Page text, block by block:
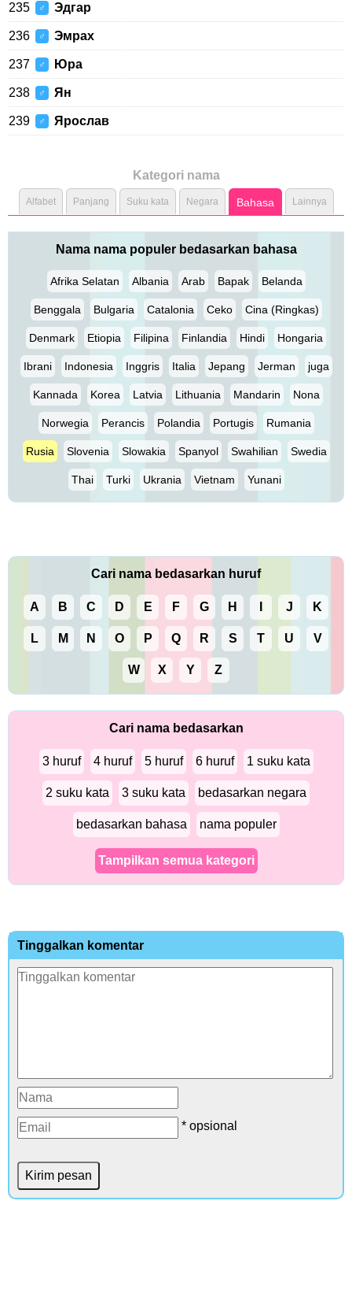
235 ♂ Эдгар
236 ♂ Эмрах
237 ♂ Юра
238 ♂ Ян
239 ♂ Ярослав
Kategori nama
Alfabet Panjang Suku kata Negara Bahasa Lainnya
Nama nama populer bedasarkan bahasa
Afrika Selatan Albania Arab Bapak Belanda
Benggala Bulgaria Catalonia Ceko Cina (Ringkas)
Denmark Etiopia Filipina Finlandia Hindi Hongaria
Ibrani Indonesia Inggris Italia Jepang Jerman juga
Kannada Korea Latvia Lithuania Mandarin Nona
Norwegia Perancis Polandia Portugis Rumania
Rusia Slovenia Slowakia Spanyol Swahilian Swedia
Thai Turki Ukrania Vietnam Yunani
Cari nama bedasarkan huruf
A B C D E F G H J K
L M N O P Q R S T U V
W X Y Z
Cari nama bedasarkan
3 huruf 4 huruf 5 huruf 6 huruf 1 suku kata
2 suku kata 3 suku kata bedasarkan negara
bedasarkan bahasa nama populer
Tampilkan semua kategori
Tinggalkan komentar
* opsional